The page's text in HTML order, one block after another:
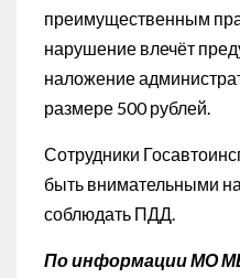
преимущественным
нарушение влечёт
наложение
размере 500 рублей.
Сотрудники
быть внимательными
соблюдать ПДД.
По информации МО